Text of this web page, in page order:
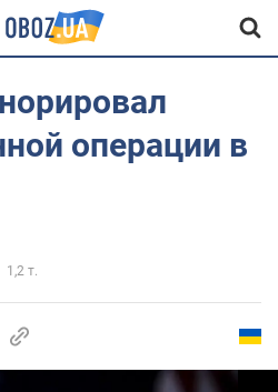
операции в
1,2 т.